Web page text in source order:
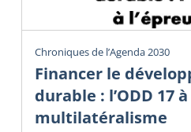
Chroniques de l’Agenda 2030
Financer le
durable : l’ODD 17
multilatéralisme